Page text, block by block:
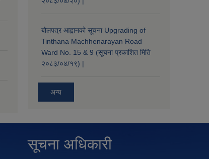
बोलपत्र आह्वानको सूचना Upgrading of
Tinthana Machhenarayan Road
Ward No. 15 & 9 (सूचना प्रकाशित मिति
२०८३/०४/१९) |
अन्य
सूचना अधिकारी